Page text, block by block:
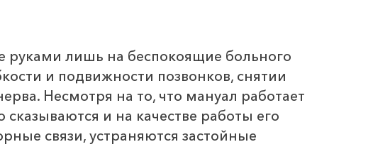
руками лишь на беспокоящие больного
и подвижности позвонков, снятии
Несмотря на то, что мануал работает
и на качестве работы его
связи, устраняются застойные